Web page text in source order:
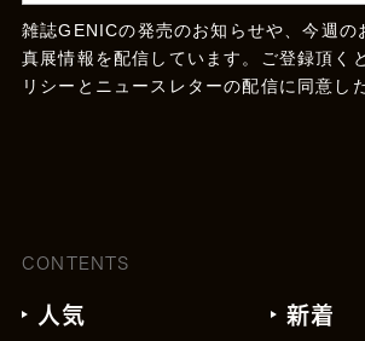
雑誌GENICの発売のお知らせや、今週の
真展情報を配信しています。ご登録頂くと
リシー とニュースレターの配信に同意し
CONTENTS
人気
新着